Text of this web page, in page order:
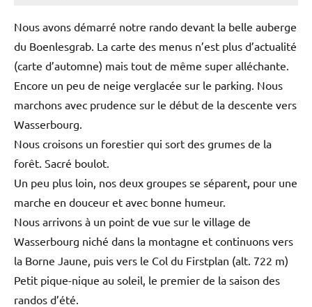
Nous avons démarré notre rando devant la belle auberge
du Boenlesgrab. La carte des menus n’est plus d’actualité
(carte d’automne) mais tout de même super alléchante.
Encore un peu de neige verglacée sur le parking. Nous
marchons avec prudence sur le début de la descente vers
Wasserbourg.
Nous croisons un forestier qui sort des grumes de la
forêt. Sacré boulot.
Un peu plus loin, nos deux groupes se séparent, pour une
marche en douceur et avec bonne humeur.
Nous arrivons à un point de vue sur le village de
Wasserbourg niché dans la montagne et continuons vers
la Borne Jaune, puis vers le Col du Firstplan (alt. 722 m)
Petit pique-nique au soleil, le premier de la saison des
randos d’été.